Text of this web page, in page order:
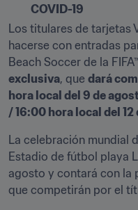
COVID-19
Los titulares de tarjetas
hacerse con entradas
Beach Soccer de la
exclusiva, que dará
hora local del 9 de
/ 16:00 hora local del
La celebración mundial
Estadio de fútbol playa
agosto y contará con la
que competirán por el